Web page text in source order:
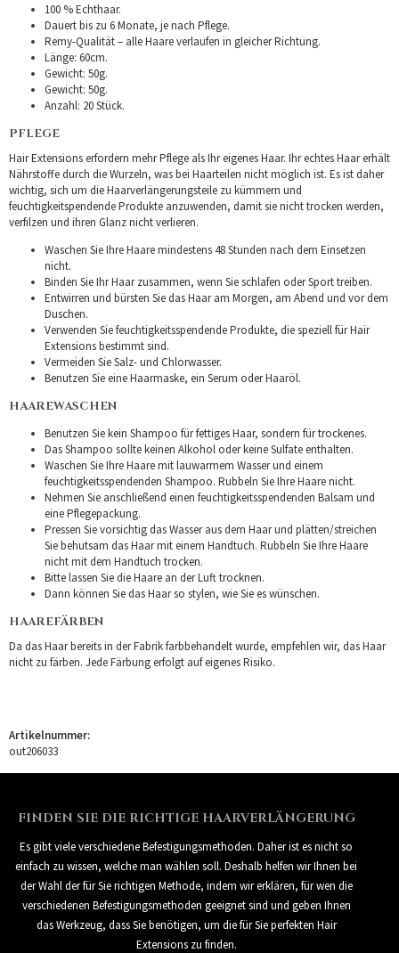
100 % Echthaar.
Dauert bis zu 6 Monate, je nach Pflege.
Remy-Qualität – alle Haare verlaufen in gleicher Richtung.
Länge: 60cm.
Gewicht: 50g.
Gewicht: 50g.
Anzahl: 20 Stück.
PFLEGE
Hair Extensions erfordern mehr Pflege als Ihr eigenes Haar. Ihr echtes Haar erhält
Nährstoffe durch die Wurzeln, was bei Haarteilen nicht möglich ist. Es ist daher
wichtig, sich um die Haarverlängerungsteile zu kümmern und
feuchtigkeitspendende Produkte anzuwenden, damit sie nicht trocken werden,
verfilzen und ihren Glanz nicht verlieren.
Waschen Sie Ihre Haare mindestens 48 Stunden nach dem Einsetzen
nicht.
Binden Sie Ihr Haar zusammen, wenn Sie schlafen oder Sport treiben.
Entwirren und bürsten Sie das Haar am Morgen, am Abend und vor dem
Duschen.
Verwenden Sie feuchtigkeitsspendende Produkte, die speziell für Hair
Extensions bestimmt sind.
Vermeiden Sie Salz- und Chlorwasser.
Benutzen Sie eine Haarmaske, ein Serum oder Haaröl.
HAAREWASCHEN
Benutzen Sie kein Shampoo für fettiges Haar, sondern für trockenes.
Das Shampoo sollte keinen Alkohol oder keine Sulfate enthalten.
Waschen Sie Ihre Haare mit lauwarmem Wasser und einem
feuchtigkeitsspendenden Shampoo. Rubbeln Sie Ihre Haare nicht.
Nehmen Sie anschließend einen feuchtigkeitsspendenden Balsam und
eine Pflegepackung.
Pressen Sie vorsichtig das Wasser aus dem Haar und plätten/streichen
Sie behutsam das Haar mit einem Handtuch. Rubbeln Sie Ihre Haare
nicht mit dem Handtuch trocken.
Bitte lassen Sie die Haare an der Luft trocknen.
Dann können Sie das Haar so stylen, wie Sie es wünschen.
HAAREFÄRBEN
Da das Haar bereits in der Fabrik farbbehandelt wurde, empfehlen wir, das Haar
nicht zu färben. Jede Färbung erfolgt auf eigenes Risiko.
Artikelnummer:
out206033
FINDEN SIE DIE RICHTIGE HAARVERLÄNGERUNG
Es gibt viele verschiedene Befestigungsmethoden. Daher ist es nicht so
einfach zu wissen, welche man wählen soll. Deshalb helfen wir Ihnen bei
der Wahl der für Sie richtigen Methode, indem wir erklären, für wen die
verschiedenen Befestigungsmethoden geeignet sind und geben Ihnen
das Werkzeug, dass Sie benötigen, um die für Sie perfekten Hair
Extensions zu finden.